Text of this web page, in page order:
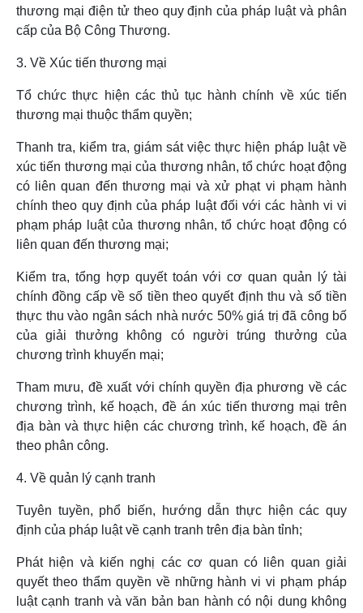
thương mại điện tử theo quy định của pháp luật và phân
cấp của Bộ Công Thương.
3. Về Xúc tiến thương mại
Tổ chức thực hiện các thủ tục hành chính về xúc tiến
thương mại thuộc thẩm quyền;
Thanh tra, kiểm tra, giám sát việc thực hiện pháp luật về
xúc tiến thương mại của thương nhân, tổ chức hoạt động
có liên quan đến thương mại và xử phạt vi phạm hành
chính theo quy định của pháp luật đối với các hành vi vi
phạm pháp luật của thương nhân, tổ chức hoạt động có
liên quan đến thương mại;
Kiểm tra, tổng hợp quyết toán với cơ quan quản lý tài
chính đồng cấp về số tiền theo quyết định thu và số tiền
thực thu vào ngân sách nhà nước 50% giá trị đã công bố
của giải thưởng không có người trúng thưởng của
chương trình khuyến mại;
Tham mưu, đề xuất với chính quyền địa phương về các
chương trình, kế hoạch, đề án xúc tiến thương mại trên
địa bàn và thực hiện các chương trình, kế hoạch, đề án
theo phân công.
4. Về quản lý cạnh tranh
Tuyên tuyền, phổ biến, hướng dẫn thực hiện các quy
định của pháp luật về cạnh tranh trên địa bàn tỉnh;
Phát hiện và kiến nghị các cơ quan có liên quan giải
quyết theo thẩm quyền về những hành vi vi phạm pháp
luật cạnh tranh và văn bản ban hành có nội dung không